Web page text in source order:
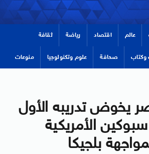
عالم اقتصاد رياضة ثقافة
وكتاب صحافة علوم وتكنولوجيا منوعات
يخوض تدريبه الأول
الأمريكية
بلجيكا